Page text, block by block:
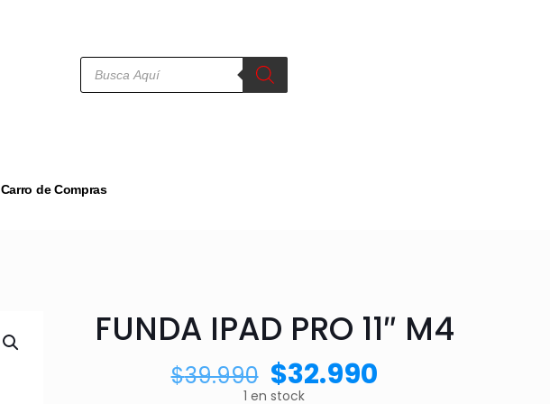
Carro de Compras
FUNDA IPAD PRO 11″ M4
$39.990 $32.990
1 en stock